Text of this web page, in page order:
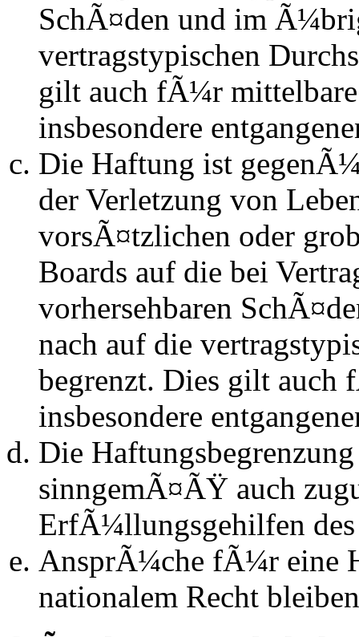
SchÃ¤den und im
vertragstypischen
gilt auch fÃ¼r
insbesondere
Die Haftung ist
der Verletzung von
vorsÃ¤tzlichen oder
Boards auf die bei
vorhersehbaren
nach auf die
begrenzt. Dies gilt auch
insbesondere
Die
sinngemÃ¤ÃŸ auch
ErfÃ¼llungsgehilfen des
AnsprÃ¼che fÃ¼r eine
nationalem Recht